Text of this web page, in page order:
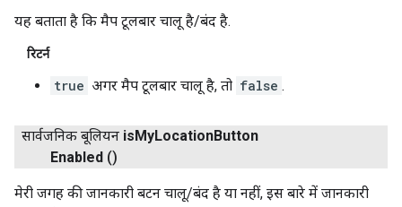
यह बताता है कि मैप टूलबार चालू है/बंद है.
रिटर्न
true अगर मैप टूलबार चालू है, तो false .
सार्वजनिक बूलियन isMyLocationButton
Enabled ()
मेरी जगह की जानकारी बटन चालू/बंद है या नहीं, इस बारे में जानकारी